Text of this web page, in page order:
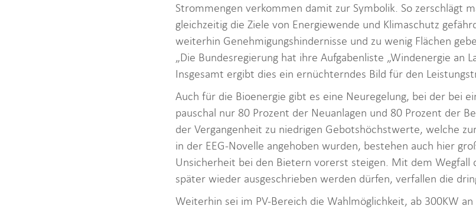
Strommengen verkommen damit zur Symbolik. So zerschlägt
gleichzeitig die Ziele von Energiewende und Klimaschutz
weiterhin Genehmigungshindernisse und zu wenig Flächen
„Die Bundesregierung hat ihre Aufgabenliste „Windenergie an
Insgesamt ergibt dies ein ernüchterndes Bild für den
Auch für die Bioenergie gibt es eine Neuregelung, bei der bei
pauschal nur 80 Prozent der Neuanlagen und 80 Prozent der
der Vergangenheit zu niedrigen Gebotshöchstwerte, welche
in der EEG-Novelle angehoben wurden, bestehen auch hier
Unsicherheit bei den Bietern vorerst steigen. Mit dem Wegfall
später wieder ausgeschrieben werden dürfen, verfallen die
Weiterhin sei im PV-Bereich die Wahlmöglichkeit, ab 300KW